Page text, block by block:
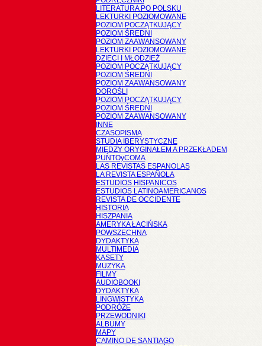
LITERATURA PO POLSKU
LEKTURKI POZIOMOWANE
POZIOM POCZĄTKUJĄCY
POZIOM ŚREDNI
POZIOM ZAAWANSOWANY
LEKTURKI POZIOMOWANE
DZIECI I MŁODZIEŻ
POZIOM POCZĄTKUJĄCY
POZIOM ŚREDNI
POZIOM ZAAWANSOWANY
DOROŚLI
POZIOM POCZĄTKUJĄCY
POZIOM ŚREDNI
POZIOM ZAAWANSOWANY
INNE
CZASOPISMA
STUDIA IBERYSTYCZNE
MIĘDZY ORYGINAŁEM A PRZEKŁADEM
PUNTOyCOMA
LAS REVISTAS ESPANOLAS
LA REVISTA ESPAÑOLA
ESTUDIOS HISPANICOS
ESTUDIOS LATINOAMERICANOS
REVISTA DE OCCIDENTE
HISTORIA
HISZPANIA
AMERYKA ŁACIŃSKA
POWSZECHNA
DYDAKTYKA
MULTIMEDIA
KASETY
MUZYKA
FILMY
AUDIOBOOKI
DYDAKTYKA
LINGWISTYKA
PODRÓŻE
PRZEWODNIKI
ALBUMY
MAPY
CAMINO DE SANTIAGO